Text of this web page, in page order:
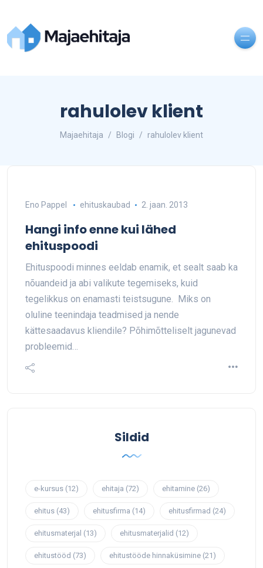
rahulolev klient
Majaehitaja Blogi rahulolev klient
Eno Pappel ehituskaubad 2. jaan. 2013
Hangi info enne kui lähed
ehituspoodi
Ehituspoodi minnes eeldab enamik, et sealt saab ka
nõuandeid ja abi valikute tegemiseks, kuid
tegelikkus on enamasti teistsugune. Miks on
oluline teenindaja teadmised ja nende
kättesaadavus kliendile? Põhimõtteliselt jagunevad
probleemid…
Sildid
e-kursus (12) ehitaja (72) ehitamine (26)
ehitus (43) ehitusfirma (14) ehitusfirmad (24)
ehitusmaterjal (13) ehitusmaterjalid (12)
ehitustööd (73) ehitustööde hinnaküsimine (21)